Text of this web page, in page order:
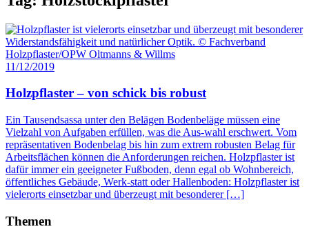
11/12/2019
Holzpflaster – von schick bis robust
Ein Tausendsassa unter den Belägen Bodenbeläge müssen eine
Vielzahl von Aufgaben erfüllen, was die Aus-wahl erschwert. Vom
repräsentativen Bodenbelag bis hin zum extrem robusten Belag für
Arbeitsflächen können die Anforderungen reichen. Holzpflaster ist
dafür immer ein geeigneter Fußboden, denn egal ob Wohnbereich,
öffentliches Gebäude, Werk-statt oder Hallenboden: Holzpflaster ist
vielerorts einsetzbar und überzeugt mit besonderer […]
Themen